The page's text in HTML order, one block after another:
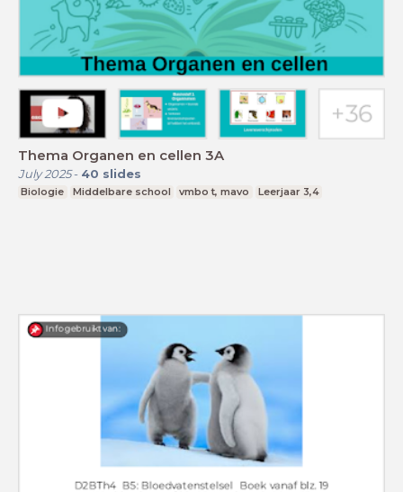
Thema Organen en cellen 3A
July 2025- 40 slides
Biologie Middelbare school vmbo t, mavo Leerjaar 3,4